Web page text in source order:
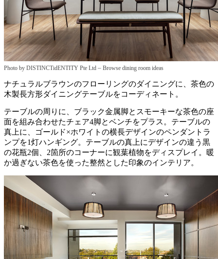
Photo by DISTINCTidENTITY Pte Ltd – Browse dining room ideas
ナチュラルブラウンのフローリングのダイニングに、茶色の
木製長方形ダイニングテーブルをコーディネート。
テーブルの周りに、ブラック金属脚とスモーキーな茶色の座
面を組み合わせたチェア4脚とベンチをプラス。テーブルの
真上に、ゴールド×ホワイトの横長デザインのペンダントラ
ンプを1灯ハンギング。テーブルの真上にデザインの違う黒
の花瓶2個、2箇所のコーナーに観葉植物をディスプレイ。暖
か過ぎない茶色を使った整然とした印象のインテリア。